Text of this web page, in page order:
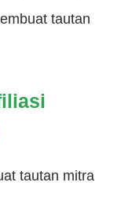
tautan
tautan mitra